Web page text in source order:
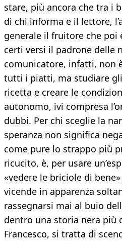
stare, più ancora che tra i
di chi informa e il lettore,
generale il fruitore che
certi versi il padrone delle
comunicatore, infatti, non
tutti i piatti, ma studiare
ricetta e creare le
autonomo, ivi compresa
dubbi. Per chi sceglie la
speranza non significa
come pure lo strappo più
ricucito, è, per usare
«vedere le briciole di
vicende in apparenza
rassegnarsi mai al buio
dentro una storia nera più
Francesco, si tratta di